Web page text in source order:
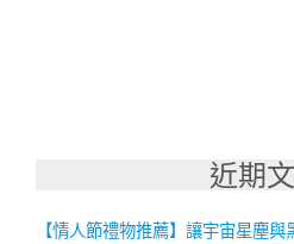
近期
【情人節禮物推薦】讓宇宙星塵